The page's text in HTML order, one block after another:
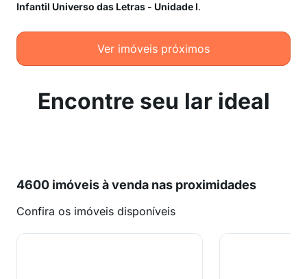
Infantil Universo das Letras - Unidade I.
Ver imóveis próximos
Encontre seu lar ideal
4600 imóveis à venda nas proximidades
Confira os imóveis disponíveis